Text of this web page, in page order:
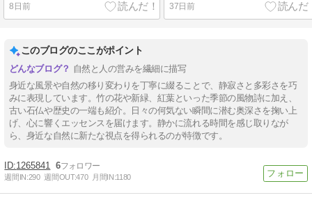
8日前 37日前
このブログのここがポイント
自然と人の営みを繊細に描写
身近な風景や自然の移り変わりを丁寧に綴ることで、静寂さと多彩さを巧
みに表現しています。竹の花や新緑、紅葉といった季節の風物詩に加え、
古い石仏や歴史の一端も紹介。日々の何気ない瞬間に潜む奥深さを掬い上
げ、心に響くエッセンスを届けます。静かに流れる時間を感じ取りなが
ら、身近な自然に新たな視点を得られるのが特徴です。
1265841 6
週間IN:290 週間OUT:470 月間IN:1180